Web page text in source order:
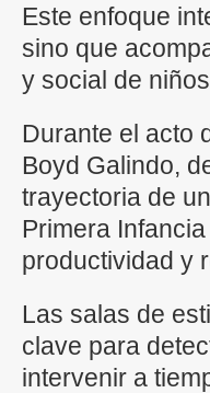
Este enfoque
sino que
y social de
Durante el acto
Boyd Galindo,
trayectoria de
Primera
productividad y
Las salas de
clave para
intervenir a